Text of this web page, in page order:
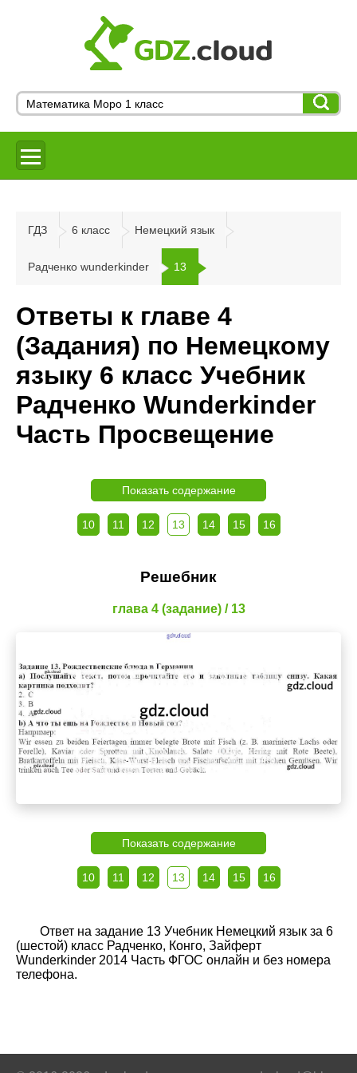
ГДЗ 6 класс Немецкий язык
Радченко wunderkinder 13
Ответы к главе 4
(Задания) по Немецкому
языку 6 класс Учебник
Радченко Wunderkinder
Часть Просвещение
Показать содержание
10 11 12 13 14 15 16
Решебник
глава 4 (задание) / 13
Показать содержание
10 11 12 13 14 15 16
Ответ на задание 13 Учебник Немецкий язык за 6
(шестой) класс Радченко, Конго, Зайферт
Wunderkinder 2014 Часть ФГОС онлайн и без номера
телефона.